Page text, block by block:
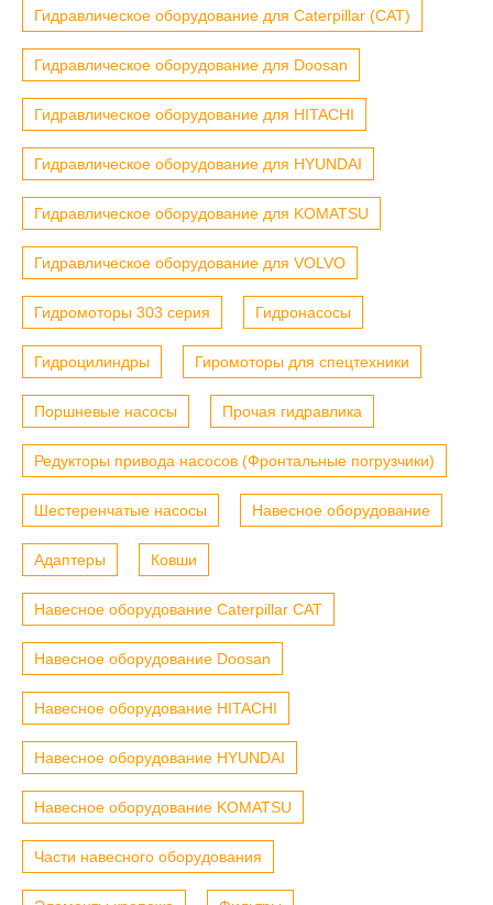
Гидравлическое оборудование для Caterpillar (CAT)
Гидравлическое оборудование для Doosan
Гидравлическое оборудование для HITACHI
Гидравлическое оборудование для HYUNDAI
Гидравлическое оборудование для KOMATSU
Гидравлическое оборудование для VOLVO
Гидромоторы 303 серия Гидронасосы
Гидроцилиндры Гиромоторы для спецтехники
Поршневые насосы Прочая гидравлика
Редукторы привода насосов (Фронтальные погрузчики)
Шестеренчатые насосы Навесное оборудование
Адаптеры Ковши
Навесное оборудование Caterpillar CAT
Навесное оборудование Doosan
Навесное оборудование HITACHI
Навесное оборудование HYUNDAI
Навесное оборудование KOMATSU
Части навесного оборудования